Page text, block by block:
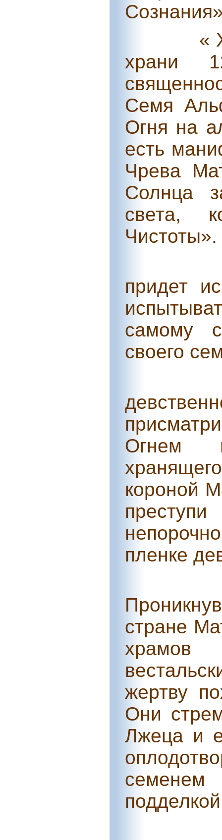
«
храни
Семя
Огня на
есть
Чрева
Солнца
света,
Чистоты».
придет
самому
своего
Огнем
короной
пленке
стране
жертву
Они
Лжеца и